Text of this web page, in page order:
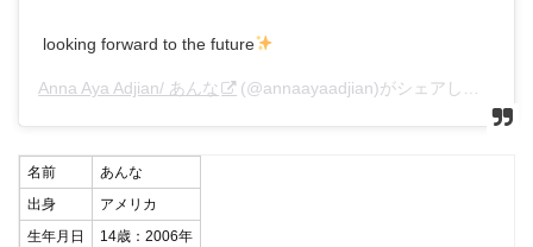
looking forward to the future
Anna Aya Adjian/ あんな (@annaayaadjian)がシェアした投稿 –
名前
あんな
出身
アメリカ
生年月日
14歳：2006年